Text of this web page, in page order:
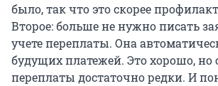
было, так что это скорее
Второе: больше не нужно писать
учете переплаты. Она
будущих платежей. Это хорошо, но
переплаты достаточно редки. И